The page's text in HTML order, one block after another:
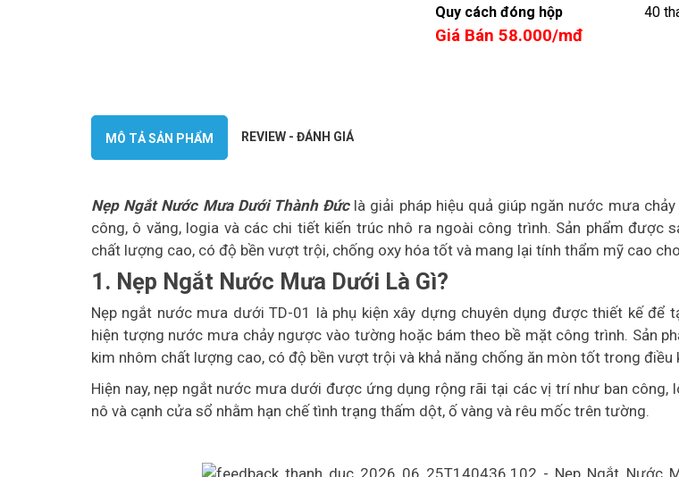
Quy cách đóng hộp
40
Giá Bán 58.000/mđ
MÔ TẢ SẢN PHẨM REVIEW - ĐÁNH GIÁ
Nẹp Ngắt Nước Mưa Dưới Thành Đứclà giải pháp hiệu quả giúp ngăn nước mưa
công, ô văng, logia và các chi tiết kiến trúc nhô ra ngoài công trình. Sản phẩm được
chất lượng cao, có độ bền vượt trội, chống oxy hóa tốt và mang lại tính thẩm mỹ cao
1. Nẹp Ngắt Nước Mưa Dưới Là Gì?
Nẹp ngắt nước mưa dưới TD-01 là phụ kiện xây dựng chuyên dụng được thiết kế để
hiện tượng nước mưa chảy ngược vào tường hoặc bám theo bề mặt công trình. Sản
kim nhôm chất lượng cao, có độ bền vượt trội và khả năng chống ăn mòn tốt trong điều
Hiện nay, nẹp ngắt nước mưa dưới được ứng dụng rộng rãi tại các vị trí như ban công,
nô và cạnh cửa sổ nhằm hạn chế tình trạng thấm dột, ố vàng và rêu mốc trên tường.